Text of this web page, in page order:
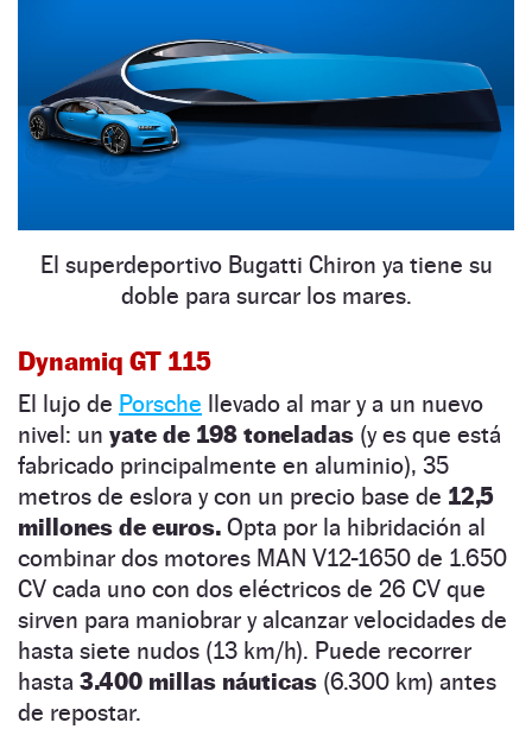
El superdeportivo Bugatti Chiron ya tiene su
doble para surcar los mares.
Dynamiq GT 115
El lujo de Porsche llevado al mar y a un nuevo
nivel: un yate de 198 toneladas (y es que está
fabricado principalmente en aluminio), 35
metros de eslora y con un precio base de 12,5
millones de euros. Opta por la hibridación al
combinar dos motores MAN V12-1650 de 1.650
CV cada uno con dos eléctricos de 26 CV que
sirven para maniobrar y alcanzar velocidades de
hasta siete nudos (13 km/h). Puede recorrer
hasta 3.400 millas náuticas (6.300 km) antes
de repostar.